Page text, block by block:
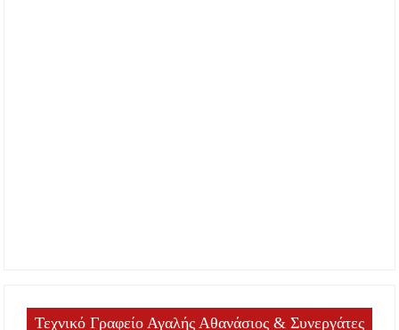
Τεχνικό Γραφείο Αγαλής Αθανάσιος & Συνεργάτες